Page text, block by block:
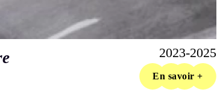
2023-2025
En savoir +